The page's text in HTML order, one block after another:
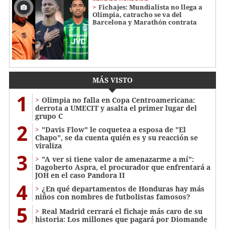
Fichajes: Mundialista no llega a
Olimpia, catracho se va del
Barcelona y Marathón contrata
MÁS VISTO
1
Olimpia no falla en Copa Centroamericana:
derrota a UMECIT y asalta el primer lugar del
grupo C
2
"Davis Flow" le coquetea a esposa de "El
Chapo", se da cuenta quién es y su reacción se
viraliza
3
"A ver si tiene valor de amenazarme a mí":
Dagoberto Aspra, el procurador que enfrentará a
JOH en el caso Pandora II
4
¿En qué departamentos de Honduras hay más
niños con nombres de futbolistas famosos?
5
Real Madrid cerrará el fichaje más caro de su
historia: Los millones que pagará por Diomande